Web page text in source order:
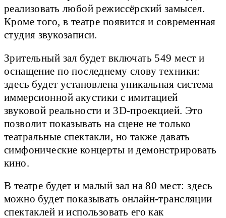
реализовать любой режиссёрский замысел.
Кроме того, в театре появится и современная
студия звукозаписи.
Зрительный зал будет включать 549 мест и
оснащение по последнему слову техники:
здесь будет установлена уникальная система
иммерсионной акустики с имитацией
звуковой реальности и 3D-проекцией. Это
позволит показывать на сцене не только
театральные спектакли, но также давать
симфонические концерты и демонстрировать
кино.
В театре будет и малый зал на 80 мест: здесь
можно будет показывать онлайн-трансляции
спектаклей и использовать его как